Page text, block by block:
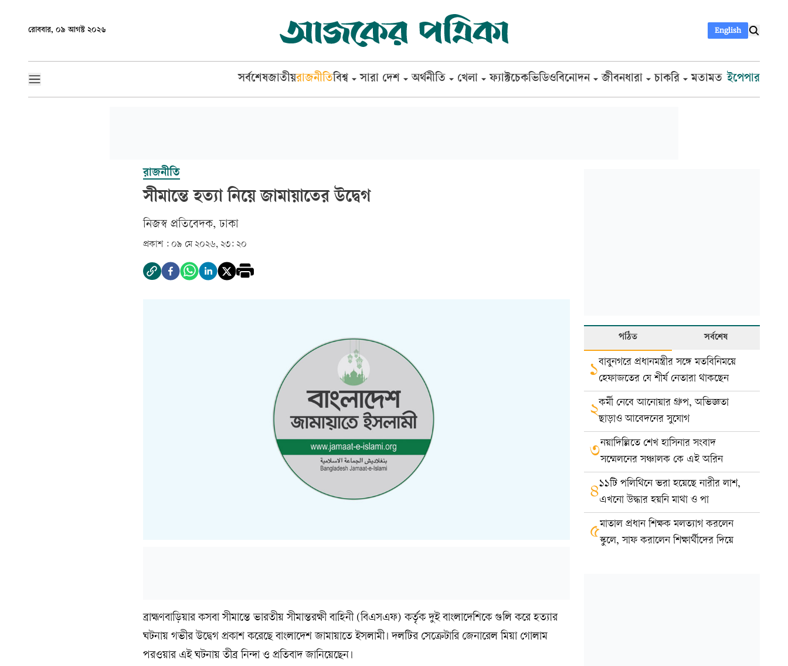
রোববার, ০৯ আগস্ট ২০২৬ English
সর্বশেষজাতীয়রাজনীতিবিশ্ব সারা দেশ অর্থনীতি খেলা ফ্যাক্টচেকভিডিওবিনোদন জীবনধারা চাকরি মতামত ইপেপার
রাজনীতি
সীমান্তে হত্যা নিয়ে জামায়াতের উদ্বেগ
‎নিজস্ব প্রতিবেদক, ঢাকা‎
প্রকাশ : ০৯ মে ২০২৬, ২৩: ২০
ব্রাহ্মণবাড়িয়ার কসবা সীমান্তে ভারতীয় সীমান্তরক্ষী বাহিনী (বিএসএফ) কর্তৃক দুই বাংলাদেশিকে গুলি করে হত্যার
ঘটনায় গভীর উদ্বেগ প্রকাশ করেছে বাংলাদেশ জামায়াতে ইসলামী। দলটির সেক্রেটারি জেনারেল মিয়া গোলাম
পরওয়ার এই ঘটনায় তীব্র নিন্দা ও প্রতিবাদ জানিয়েছেন।
পঠিত সর্বশেষ
১বাবুনগরে প্রধানমন্ত্রীর সঙ্গে মতবিনিময়ে
হেফাজতের যে শীর্ষ নেতারা থাকছেন
২কর্মী নেবে আনোয়ার গ্রুপ, অভিজ্ঞতা
ছাড়াও আবেদনের সুযোগ
৩নয়াদিল্লিতে শেখ হাসিনার সংবাদ
সম্মেলনের সঞ্চালক কে এই অরিন
৪১১টি পলিথিনে ভরা হয়েছে নারীর লাশ,
এখনো উদ্ধার হয়নি মাথা ও পা
৫মাতাল প্রধান শিক্ষক মলত্যাগ করলেন
স্কুলে, সাফ করালেন শিক্ষার্থীদের দিয়ে